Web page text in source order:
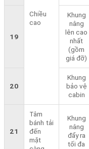
Chiều
cao
19
Khung
nâng
lên cao
nhất
(gồm
giá đỡ)
20
Khung
bảo vệ
cabin
21
Tâm
bánh tải
đến
mặt
Khung
nâng
đẩy ra
tối đa